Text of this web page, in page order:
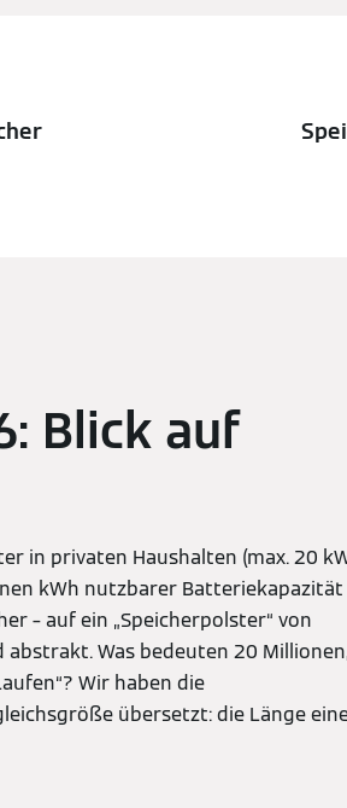
Blick auf
in privaten Haushalten (max. 20
kWh nutzbarer
– auf ein „Speicherpolster“ von
Was bedeuten 20
Wir haben die
übersetzt: die Länge